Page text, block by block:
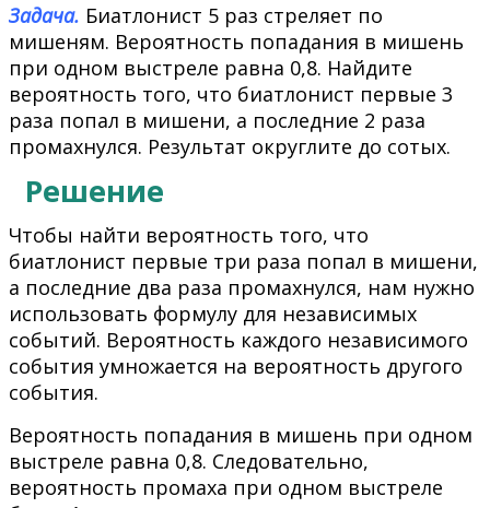
Задача. Биатлонист 5 раз стреляет по
мишеням. Вероятность попадания в мишень
при одном выстреле равна 0,8. Найдите
вероятность того, что биатлонист первые 3
раза попал в мишени, а последние 2 раза
промахнулся. Результат округлите до сотых.
Решение
Чтобы найти вероятность того, что
биатлонист первые три раза попал в мишени,
а последние два раза промахнулся, нам нужно
использовать формулу для независимых
событий. Вероятность каждого независимого
события умножается на вероятность другого
события.
Вероятность попадания в мишень при одном
выстреле равна 0,8. Следовательно,
вероятность промаха при одном выстреле